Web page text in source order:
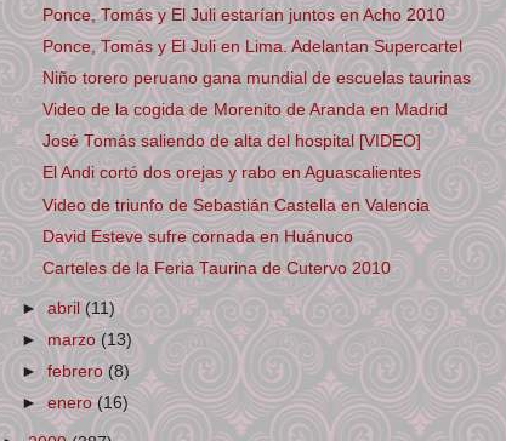
Ponce, Tomás y El Juli estarían juntos en Acho 2010
Ponce, Tomás y El Juli en Lima. Adelantan Supercartel
Niño torero peruano gana mundial de escuelas taurinas
Video de la cogida de Morenito de Aranda en Madrid
José Tomás saliendo de alta del hospital [VIDEO]
El Andi cortó dos orejas y rabo en Aguascalientes
Video de triunfo de Sebastián Castella en Valencia
David Esteve sufre cornada en Huánuco
Carteles de la Feria Taurina de Cutervo 2010
►abril(11)
►marzo (13)
►febrero (8)
►enero(16)